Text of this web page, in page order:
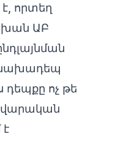
որտեղ
ԱԲ
ոչ թե
է